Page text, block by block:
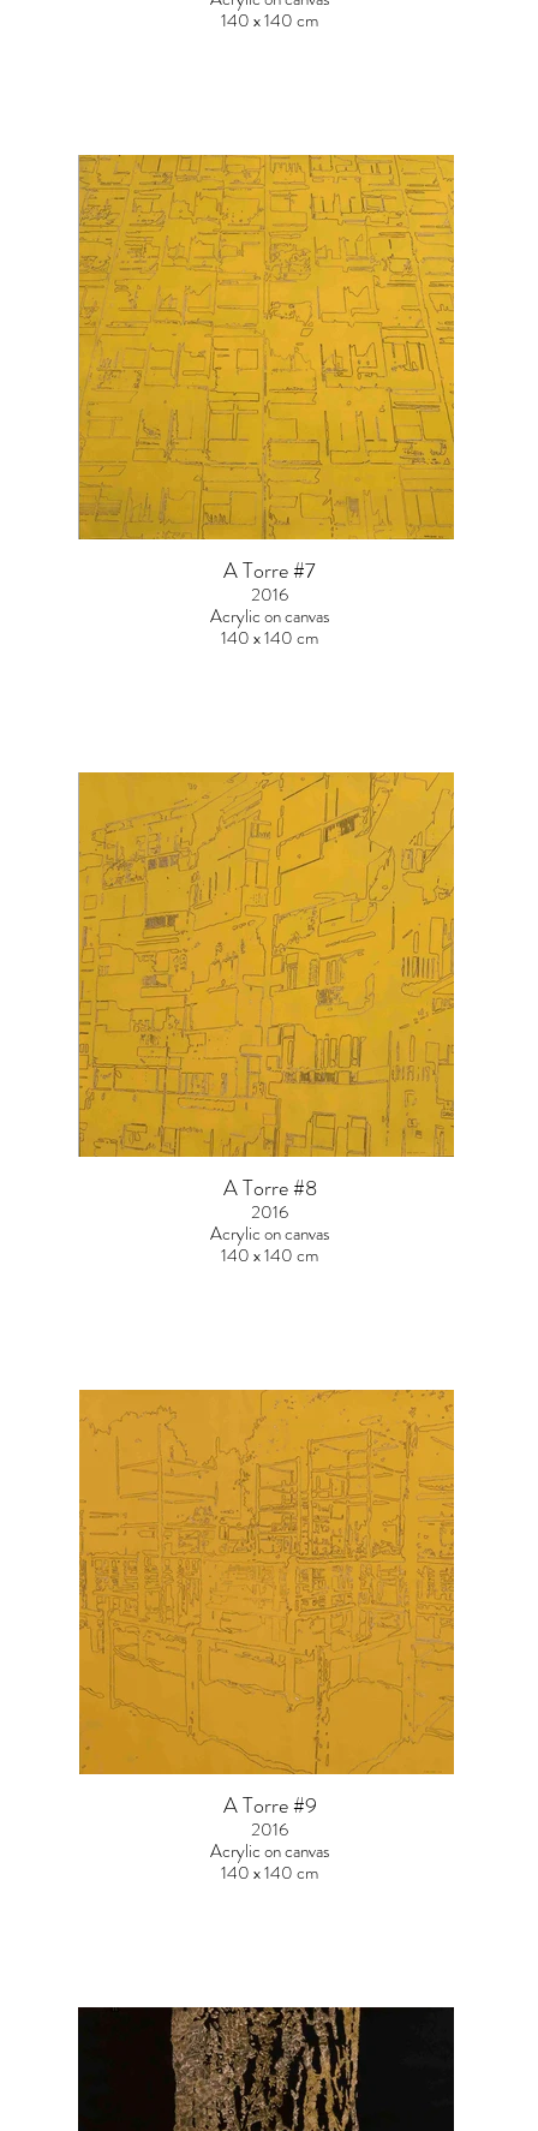
140 x 140 cm
A Torre #7
2016
Acrylic on canvas
140 x 140 cm
A Torre #8
2016
Acrylic on canvas
140 x 140 cm
A Torre #9
2016
Acrylic on canvas
140 x 140 cm